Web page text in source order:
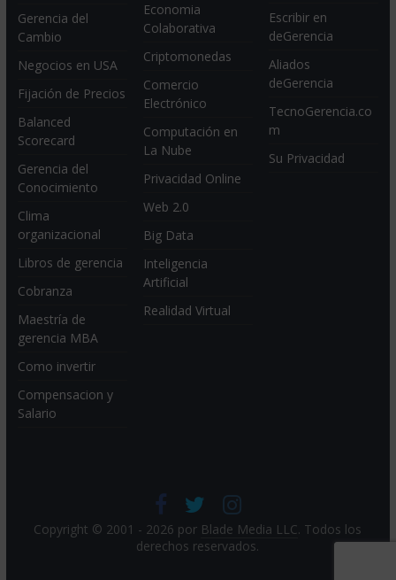
Gerencia del
Cambio
Negocios en USA
Fijación de Precios
Balanced
Scorecard
Gerencia del
Conocimiento
Clima
organizacional
Libros de gerencia
Cobranza
Maestría de
gerencia MBA
Como invertir
Compensacion y
Salario
Economia
Colaborativa
Criptomonedas
Comercio
Electrónico
Computación en
La Nube
Privacidad Online
Web 2.0
Big Data
Inteligencia
Artificial
Realidad Virtual
Escribir en
deGerencia
Aliados
deGerencia
TecnoGerencia.co
m
Su Privacidad
Copyright © 2001 - 2026 por Blade Media LLC. Todos los
derechos reservados.